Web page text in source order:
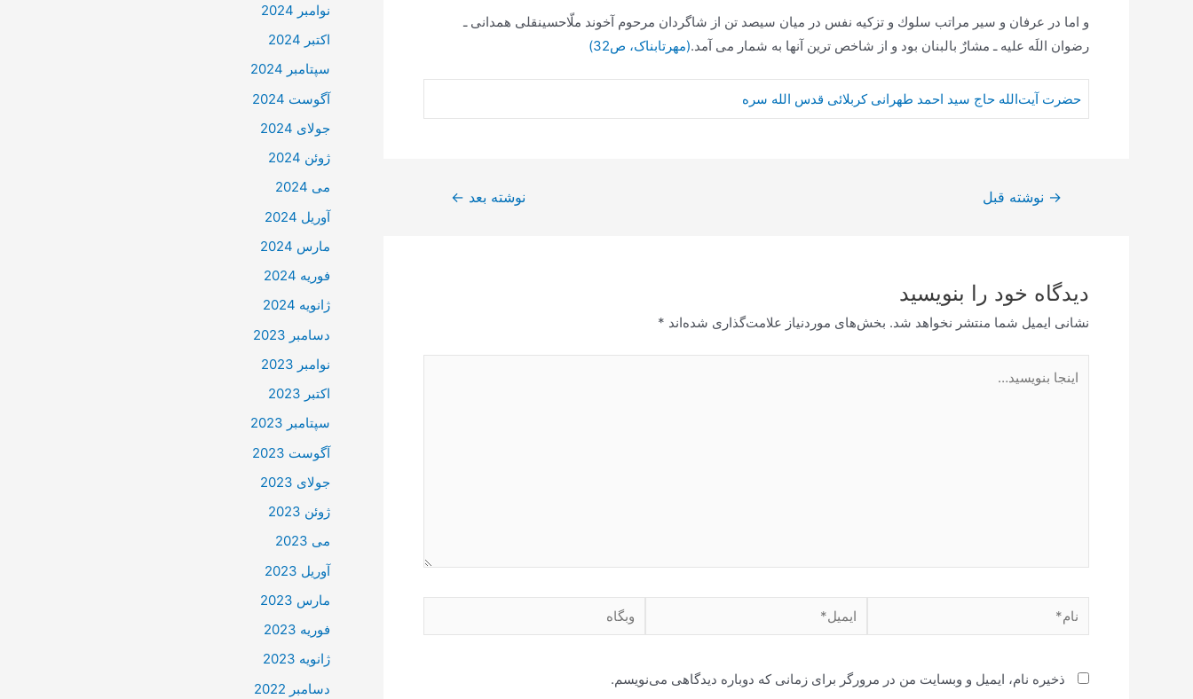
و اما در عرفان و سير مراتب سلوك و تزكيه نفس در ميان سيصد تن از شاگردان مرحوم آخوند ملّاحسينقلى همدانى ـ
رضوان اللَه عليه ـ مشارٌ بالبنان بود و از شاخص ترین آنها به شمار می آمد.(مهرتابناک، ص32)
حضرت آيت‌الله حاج سيد احمد طهرانى كربلائى قدس الله سره
راهبری
→ نوشته قبل نوشته بعد ←
دیدگاه‌ خود را بنویسید
نشانی ایمیل شما منتشر نخواهد شد. بخش‌های موردنیاز علامت‌گذاری شده‌اند *
بنویسید…
نام* ایمیل* وبگاه
ذخیره نام، ایمیل و وبسایت من در مرورگر برای زمانی که دوباره دیدگاهی می‌نویسم.
نوامبر 2024
اکتبر 2024
سپتامبر 2024
آگوست 2024
جولای 2024
ژوئن 2024
می 2024
آوریل 2024
مارس 2024
فوریه 2024
ژانویه 2024
دسامبر 2023
نوامبر 2023
اکتبر 2023
سپتامبر 2023
آگوست 2023
جولای 2023
ژوئن 2023
می 2023
آوریل 2023
مارس 2023
فوریه 2023
ژانویه 2023
دسامبر 2022